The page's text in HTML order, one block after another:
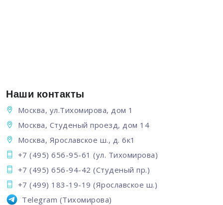
Наши контакты
Москва, ул.Тихомирова, дом 1
Москва, Студеный проезд, дом 14
Москва, Ярославское ш., д. 6к1
+7 (495) 656-95-61 (ул. Тихомирова)
+7 (495) 656-94-42 (Студеный пр.)
+7 (499) 183-19-19 (Ярославское ш.)
Telegram (Тихомирова)